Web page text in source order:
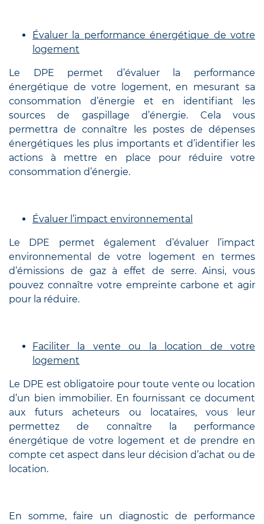
Évaluer la performance énergétique de votre
logement
Le DPE permet d’évaluer la performance
énergétique de votre logement, en mesurant sa
consommation d’énergie et en identifiant les
sources de gaspillage d’énergie. Cela vous
permettra de connaître les postes de dépenses
énergétiques les plus importants et d’identifier les
actions à mettre en place pour réduire votre
consommation d’énergie.
Évaluer l’impact environnemental
Le DPE permet également d’évaluer l’impact
environnemental de votre logement en termes
d’émissions de gaz à effet de serre. Ainsi, vous
pouvez connaître votre empreinte carbone et agir
pour la réduire.
Faciliter la vente ou la location de votre
logement
Le DPE est obligatoire pour toute vente ou location
d’un bien immobilier. En fournissant ce document
aux futurs acheteurs ou locataires, vous leur
permettez de connaître la performance
énergétique de votre logement et de prendre en
compte cet aspect dans leur décision d’achat ou de
location.
En somme, faire un diagnostic de performance